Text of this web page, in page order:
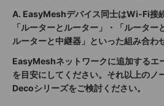
A. EasyMeshデバイス同士はWi-Fi接
「ルーターとルーター」・「ルーター
ルーターと中継器」といった組み合わ
EasyMeshネットワークに追加するエ
を目安にしてください。それ以上のノ
Decoシリーズをご検討ください。